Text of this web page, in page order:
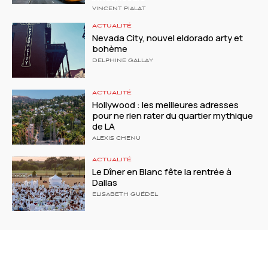
VINCENT PIALAT
ACTUALITÉ
Nevada City, nouvel eldorado arty et
bohème
DELPHINE GALLAY
ACTUALITÉ
Hollywood : les meilleures adresses
pour ne rien rater du quartier mythique
de LA
ALEXIS CHENU
ACTUALITÉ
Le Dîner en Blanc fête la rentrée à
Dallas
ELISABETH GUÉDEL